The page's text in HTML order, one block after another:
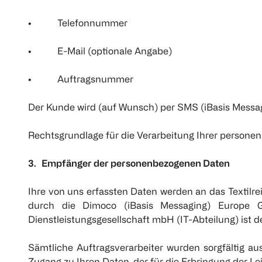
• Telefonnummer
• E-Mail (optionale Angabe)
• Auftragsnummer
Der Kunde wird (auf Wunsch) per SMS (iBasis
Rechtsgrundlage für die Verarbeitung Ihrer
3. Empfänger der personenbezogenen Daten
Ihre von uns erfassten Daten werden an das
durch die Dimoco (iBasis Messaging)
Dienstleistungsgesellschaft mbH (IT-Abteilung) ist
Sämtliche Auftragsverarbeiter wurden sorgfältig